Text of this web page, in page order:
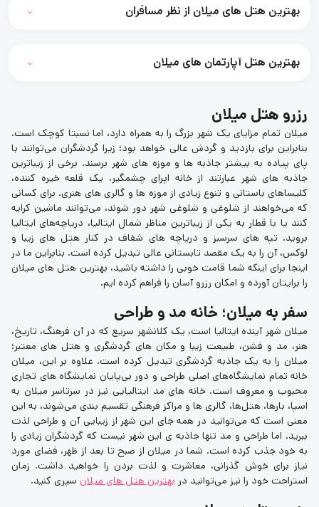
بهترین هتل های میلان از نظر مسافران
بهترین هتل آپارتمان های میلان
رزرو هتل میلان
میلان تمام مزایای یک شهر بزرگ را به همراه دارد، اما نسبتا کوچک است.
بنابراین برای بازدید و گردش عالی خواهد بود؛ زیرا گردشگران می‌توانند با
پای پیاده به بیشتر جاذبه ها و موزه های شهر برسند. برخی از زیباترین
جاذبه های شهر عبارتند از خانه اپرای چشمگیر، یک قلعه خیره کننده،
کلیساهای باستانی و تنوع زیادی از موزه ها و گالری های هنری. برای کسانی
که می‌خواهند از شلوغی و شلوغی شهر دور شوند، می‌توانند ماشین کرایه
کنند یا با قطار به یکی از زیباترین مناظر شمال ایتالیا، دریاچه‌های ایتالیا
بروید. تپه های سرسبز و دریاچه های شفاف در کنار هتل های زیبا و
لوکس، آن را به یک مقصد تابستانی عالی تبدیل کرده است. بنابراین ما در
اینجا برای اینکه شما قامت خوبی را داشته باشید، بهترین هتل های میلان
را برایتان آورده و امکان رزرو آسان را فراهم کرده ایم.
سفر به میلان؛ خانه مد و طراحی
میلان شهر آینده ایتالیا است، یک کلانشهر سریع که در آن فرهنگ، تاریخ،
هنر، مد و فشن، طبیعت زیبا و مکان های گردشگری و هتل های معتبر؛
میلان را به یک جاذبه گردشگری تبدیل کرده است. علاوه بر این، میلان
خانه تمام نمایشگاه‌های اصلی طراحی و دور بی‌پایان نمایشگاه‌ های تجاری
محبوب و معروف است. خانه‌ های مد ایتالیایی نیز در سرتاسر میلان به
اسپا، بارها، هتل‌ها، گالری‌ ها و مراکز فرهنگی تقسیم بندی می‌شوند، به این
معنی است که می‌توانید در همه جای این شهر از زیبایی آن و طراحی لذت
ببرید. اما طراحی و مد تنها جاذبه ی این شهر نیست که گردشگران زیادی را
به خود جذب کرده است. شما در میلان از صبح تا بعد از ظهر، فضای مورد
نیاز برای خوش گذرانی، معاشرت و لذت بردن را خواهید داشت. زمان
استراحت خود را نیز می‌توانید در بهترین هتل های میلان سپری کنید.